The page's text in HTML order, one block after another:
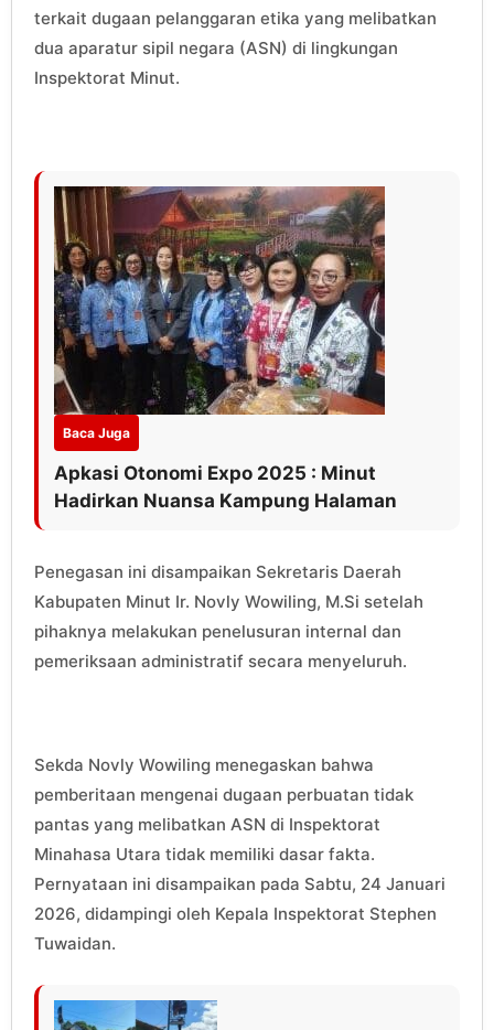
terkait dugaan pelanggaran etika yang melibatkan
dua aparatur sipil negara (ASN) di lingkungan
Inspektorat Minut.
Baca Juga
Apkasi Otonomi Expo 2025 : Minut
Hadirkan Nuansa Kampung Halaman
Penegasan ini disampaikan Sekretaris Daerah
Kabupaten Minut Ir. Novly Wowiling, M.Si setelah
pihaknya melakukan penelusuran internal dan
pemeriksaan administratif secara menyeluruh.
Sekda Novly Wowiling menegaskan bahwa
pemberitaan mengenai dugaan perbuatan tidak
pantas yang melibatkan ASN di Inspektorat
Minahasa Utara tidak memiliki dasar fakta.
Pernyataan ini disampaikan pada Sabtu, 24 Januari
2026, didampingi oleh Kepala Inspektorat Stephen
Tuwaidan.